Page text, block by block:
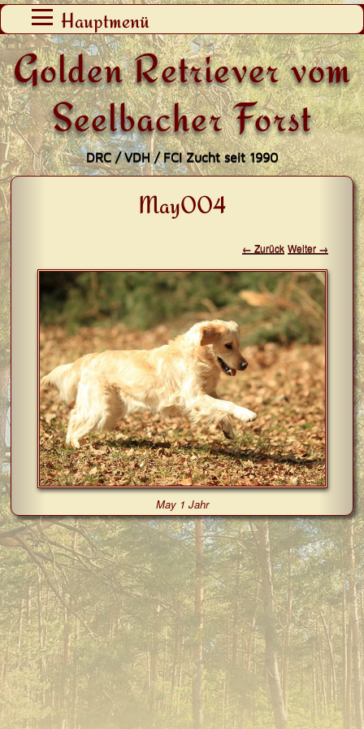
Golden Retriever vom
Seelbacher Forst
DRC / VDH / FCI Zucht seit 1990
Hauptmenü
Zum
Inhalt
springen
May004
← Zurück Weiter →
May 1 Jahr